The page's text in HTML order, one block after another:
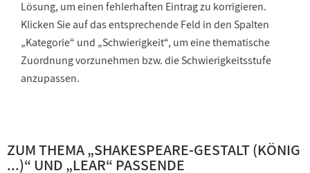
Lösung, um einen fehlerhaften Eintrag zu korrigieren.
Klicken Sie auf das entsprechende Feld in den Spalten
„Kategorie“ und „Schwierigkeit“, um eine thematische
Zuordnung vorzunehmen bzw. die Schwierigkeitsstufe
anzupassen.
ZUM THEMA „SHAKESPEARE-GESTALT (KÖNIG
...)“ UND „LEAR“ PASSENDE